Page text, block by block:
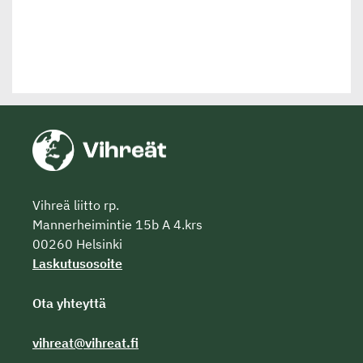
Vihreä liitto rp.
Mannerheimintie 15b A 4.krs
00260 Helsinki
Laskutusosoite
Ota yhteyttä
vihreat@vihreat.fi